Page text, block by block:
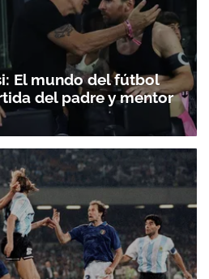
El mundo del fútbol
del padre y mentor